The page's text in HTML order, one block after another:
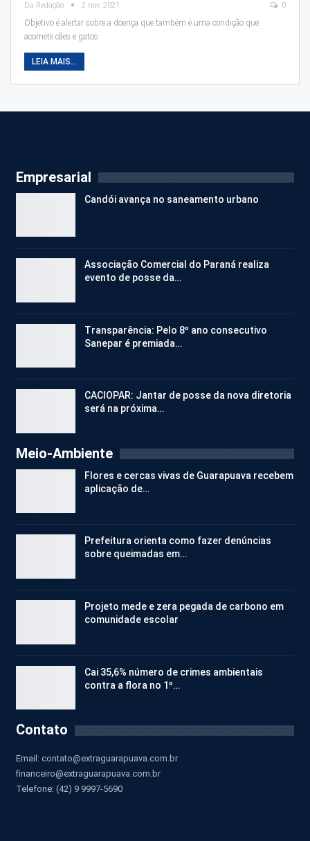
Da Redação 2 nov, 2021 0
Objetivo é alertar sobre a doença que também é uma condição que
acomete cães e gatos
LEIA MAIS...
Empresarial
Candói avança no saneamento urbano
Associação Comercial do Paraná realiza
evento de posse da…
Transparência: Pelo 8º ano consecutivo
Sanepar é premiada…
CACIOPAR: Jantar de posse da nova diretoria
será na próxima…
Meio-Ambiente
Flores e cercas vivas de Guarapuava recebem
aplicação de…
Prefeitura orienta como fazer denúncias
sobre queimadas em…
Projeto mede e zera pegada de carbono em
comunidade escolar
Cai 35,6% número de crimes ambientais
contra a flora no 1º…
Contato
Email: contato@extraguarapuava.com.br
financeiro@extraguarapuava.com.br
Telefone: (42) 9 9997-5690